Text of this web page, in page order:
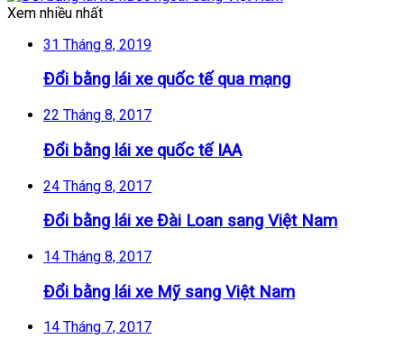
Xem nhiều nhất
31 Tháng 8, 2019
Đổi bằng lái xe quốc tế qua mạng
22 Tháng 8, 2017
Đổi bằng lái xe quốc tế IAA
24 Tháng 8, 2017
Đổi bằng lái xe Đài Loan sang Việt Nam
14 Tháng 8, 2017
Đổi bằng lái xe Mỹ sang Việt Nam
14 Tháng 7, 2017